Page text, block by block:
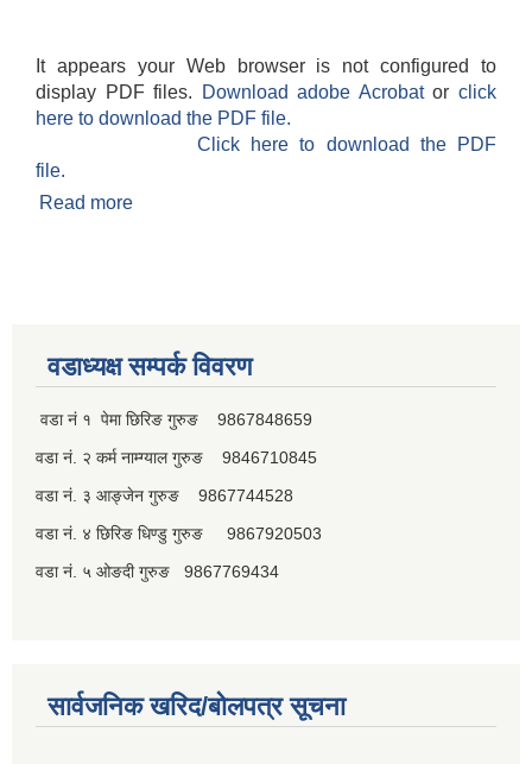
It appears your Web browser is not configured to
display PDF files.
Download adobe Acrobatorclick
here to download the PDF file.
Click here to download the PDF
file.
Read more
वडाध्यक्ष सम्पर्क विवरण
वडा नं १ पेमा छिरिङ गुरुङ 9867848659
वडा नं. २ कर्म नाम्ग्याल गुरुङ 9846710845
वडा नं. ३ आङ्जेन गुरुङ 9867744528
वडा नं. ४ छिरिङ धिण्डु गुरुङ 9867920503
वडा नं. ५ ओङदी गुरुङ 9867769434
सार्वजनिक खरिद/बोलपत्र सूचना